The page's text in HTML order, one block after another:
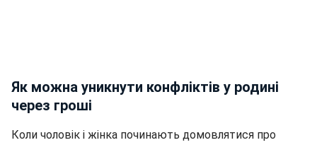
Як можна уникнути конфліктів у родині
через гроші
Коли чоловік і жінка починають домовлятися про